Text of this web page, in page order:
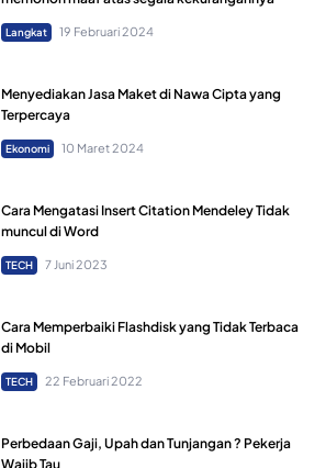
Langkat 19 Februari 2024
Menyediakan Jasa Maket di Nawa Cipta yang
Terpercaya
Ekonomi 10 Maret 2024
Cara Mengatasi Insert Citation Mendeley Tidak
muncul di Word
TECH 7 Juni 2023
Cara Memperbaiki Flashdisk yang Tidak Terbaca
di Mobil
TECH 22 Februari 2022
Perbedaan Gaji, Upah dan Tunjangan ? Pekerja
Wajib Tau